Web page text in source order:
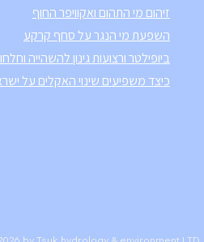
זיהום מי התהום ואקוויפר החוף
השפעת מי הנגר על סחף קרקע
ביופילטר ורצועות גינון להשהייה
כיצד משפיעים שינוי האקלים על